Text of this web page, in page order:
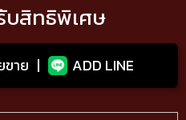
ขาย | ADD LINE
บสิทธิพิเศษ